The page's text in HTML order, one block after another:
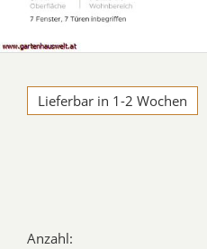
Lieferbar in 1-2 Wochen
Anzahl: